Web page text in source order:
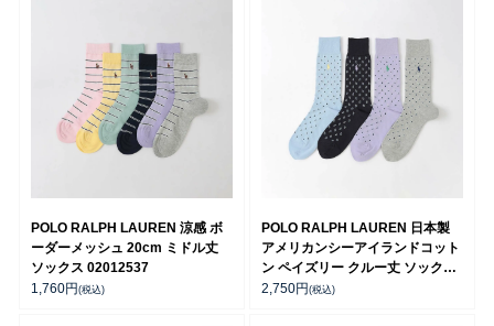
POLO RALPH LAUREN 涼感 ボ
ーダーメッシュ 20cm ミドル丈
ソックス 02012537
1,760円 (税込)
POLO RALPH LAUREN 日本製
アメリカンシーアイランドコット
ン ペイズリー クルー丈 ソックス
02042713
2,750円 (税込)